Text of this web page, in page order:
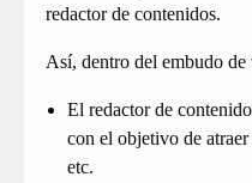
redactor de contenidos.
Así, dentro del embudo de
El redactor de
con el objetivo de
etc.